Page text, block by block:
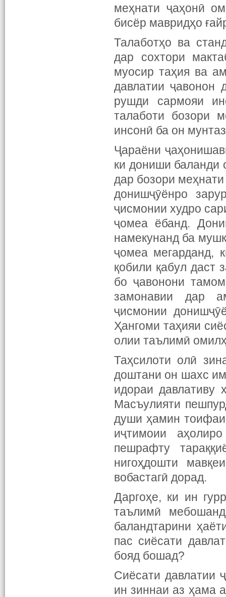
меҳнати ҷаҳонӣ
бисёр мавридҳо
Талаботҳо ва
дар сохтори
муосир таҳия ва
давлатии ҷавонон
рушди сармояи
талаботи бозори
инсонӣ ба он
Ҷараёни
ки дониши баланди
дар бозори
донишҷӯёнро
ҷисмонии худро
ҷомеа ёбанд.
намекунанд ба
ҷомеа мегарданд,
қобили қабул даст
бо ҷавонони
замонавии дар
ҷисмонии
Ҳангоми таҳияи
олии таълимӣ
Таҳсилоти олӣ
доштани он шахс
идораи давлативу
Масъулияти
души ҳамин
иҷтимоии
пешрафту
нигоҳдошти
вобастагӣ дорад.
Даргоҳе, ки ин
таълимӣ
баландтарини
пас сиёсати
бояд бошад?
Сиёсати давлатии
ин зиннаи аз ҳама